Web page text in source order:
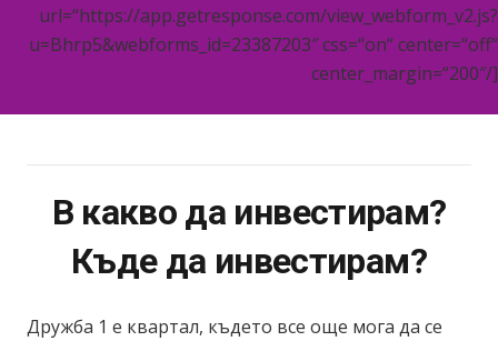
url=“https://app.getresponse.com/view_webform_v2.js?
u=Bhrp5&webforms_id=23387203″ css=“on“ center=“off“
center_margin=“200″/]
В какво да инвестирам?
Къде да инвестирам?
Дружба 1 е квартал, където все още мога да се